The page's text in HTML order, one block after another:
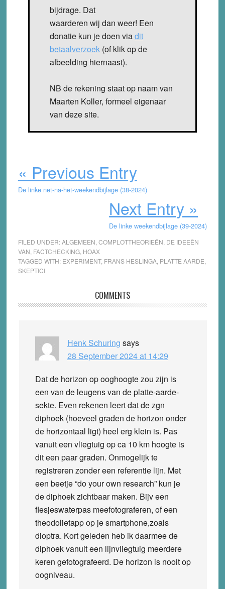
bijdrage. Dat
waarderen wij dan weer! Een
donatie kun je doen viadit
betaalverzoek(of klik op de
afbeelding hiernaast).
NB de rekening staat op naam van
Maarten Koller, formeel eigenaar
van deze site.
« Previous Entry
De linke net-na-het-weekendbijlage (38-2024)
Next Entry »
De linke weekendbijlage (39-2024)
FILED UNDER:ALGEMEEN COMPLOTTHEORIEËN DE IDEEËN
VAN FACTCHECKING, HOAX
TAGGED WITH: EXPERIMENT, FRANS HESLINGA, PLATTE AARDE
SKEPTICI
Interactions
COMMENTS
Henk Schuring says
28 September 2024 at 14:29
Dat de horizon op ooghoogte zou zijn is
een van de leugens van de platte-aarde-
sekte. Even rekenen leert dat de zgn
diphoek (hoeveel graden de horizon onder
de horizontaal ligt) heel erg klein is. Pas
vanuit een vliegtuig op ca 10 km hoogte is
dit een paar graden. Onmogelijk te
registreren zonder een referentie lijn. Met
een beetje “do your own research” kun je
de diphoek zichtbaar maken. Bijv een
flesjeswaterpas meefotograferen, of een
theodolietapp op je smartphone,zoals
dioptra. Kort geleden heb ik daarmee de
diphoek vanuit een lijnvliegtuig meerdere
keren gefotografeerd. De horizon is nooit op
oogniveau.